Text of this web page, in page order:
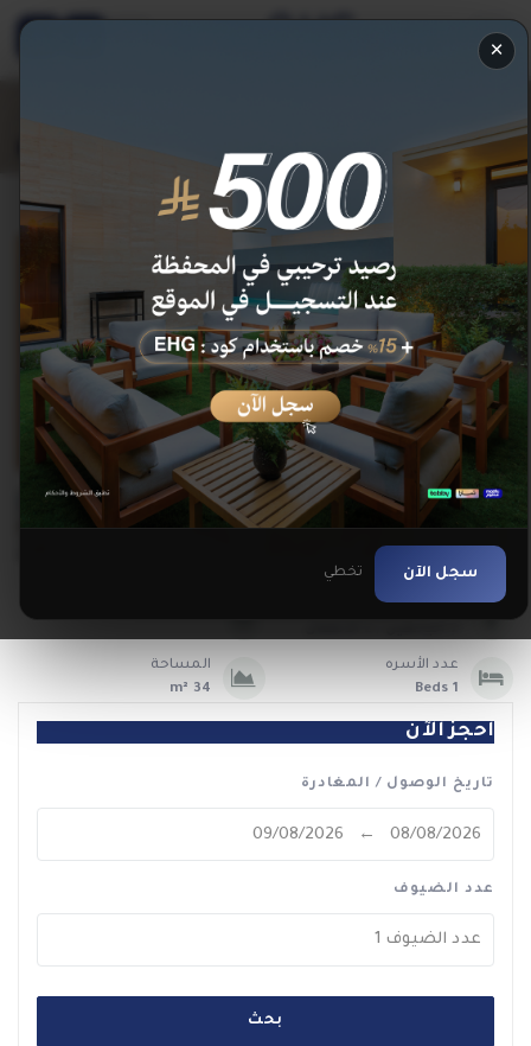
×
تخطي سجل الآن
عدد الضيوف
عدد الأسره
1 Beds
المساحة
34 m²
احجز الآن
تاريخ الوصول / المغادرة
عدد الضيوف
عدد الضيوف 1
بحث